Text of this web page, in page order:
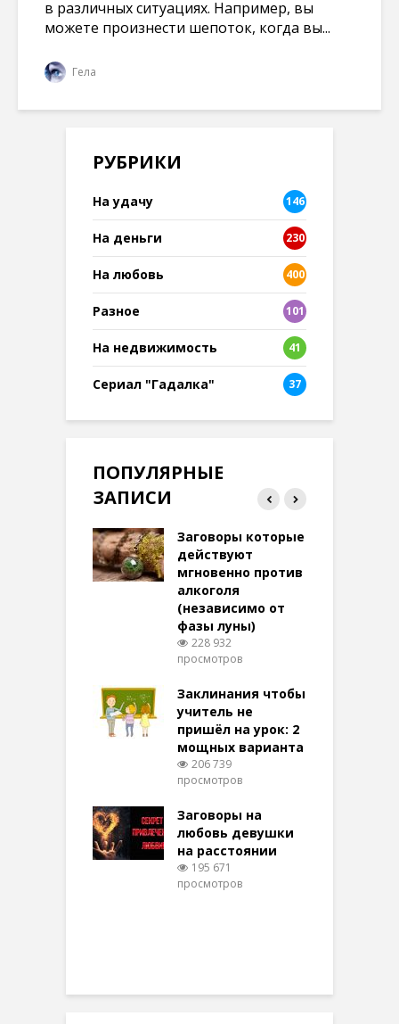
в различных ситуациях. Например, вы
можете произнести шепоток, когда вы...
Гела
РУБРИКИ
На удачу 146
На деньги 230
На любовь 400
Разное
101
8
На недвижимость 41
Сериал "Гадалка" 37
ПОПУЛЯРНЫЕ
ЗАПИСИ
Заговоры которые
действуют
мгновенно против
алкоголя
(независимо от
фазы луны)
228 932
просмотров
Заклинания чтобы
учитель не
пришёл на урок: 2
мощных варианта
206 739
просмотров
Заговоры на
любовь девушки
на расстоянии
195 671
просмотров